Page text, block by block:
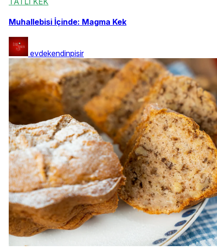
Muhallebisi İçinde: Magma Kek
evdekendinpisir